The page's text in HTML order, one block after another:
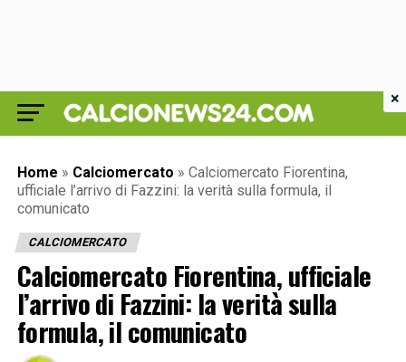
Home » Calciomercato » Calciomercato Fiorentina,
ufficiale l’arrivo di Fazzini: la verità sulla formula, il
comunicato
CALCIOMERCATO
Calciomercato Fiorentina, ufficiale
l’arrivo di Fazzini: la verità sulla
formula, il comunicato
×